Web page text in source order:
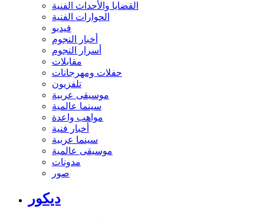
القضايا والأحداث الفنية
الحوارات الفنية
فيديو
أخبار النجوم
أسرار النجوم
مقابلات
حفلات ومهرجانات
تلفزيون
موسيقى عربية
سينما عالمية
مواهب واعدة
أخبار فنية
سينما عربية
موسيقى عالمية
مدونات
صور
ديكور